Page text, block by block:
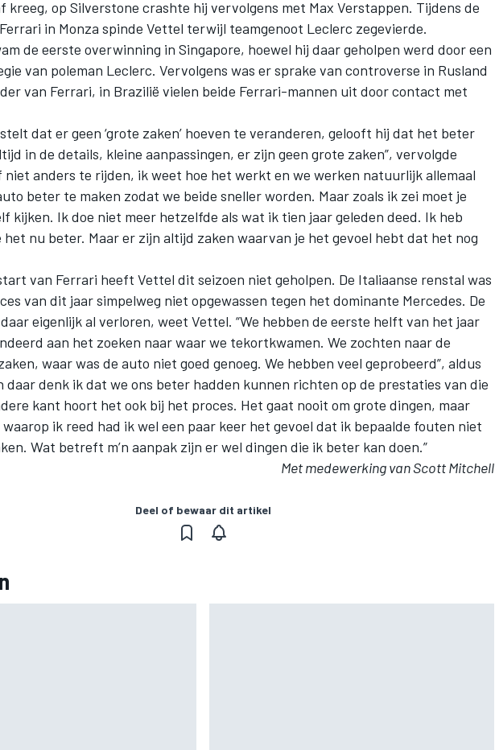
kreeg, op Silverstone crashte hij vervolgens met Max Verstappen. Tijdens de
in Monza spinde Vettel terwijl teamgenoot Leclerc zegevierde.
de eerste overwinning in Singapore, hoewel hij daar geholpen werd door een
van poleman Leclerc. Vervolgens was er sprake van controverse in Rusland
van Ferrari, in Brazilië vielen beide Ferrari-mannen uit door contact met
dat er geen ‘grote zaken’ hoeven te veranderen, gelooft hij dat het beter
in de details, kleine aanpassingen, er zijn geen grote zaken”, vervolgde
niet anders te rijden, ik weet hoe het werkt en we werken natuurlijk allemaal
beter te maken zodat we beide sneller worden. Maar zoals ik zei moet je
kijken. Ik doe niet meer hetzelfde als wat ik tien jaar geleden deed. Ik heb
het nu beter. Maar er zijn altijd zaken waarvan je het gevoel hebt dat het nog
van Ferrari heeft Vettel dit seizoen niet geholpen. De Italiaanse renstal was
van dit jaar simpelweg niet opgewassen tegen het dominante Mercedes. De
eigenlijk al verloren, weet Vettel. “We hebben de eerste helft van het jaar
aan het zoeken naar waar we tekortkwamen. We zochten naar de
waar was de auto niet goed genoeg. We hebben veel geprobeerd”, aldus
daar denk ik dat we ons beter hadden kunnen richten op de prestaties van die
kant hoort het ook bij het proces. Het gaat nooit om grote dingen, maar
ik reed had ik wel een paar keer het gevoel dat ik bepaalde fouten niet
Wat betreft m’n aanpak zijn er wel dingen die ik beter kan doen.”
Met medewerking van Scott Mitchell
Deel of bewaar dit artikel